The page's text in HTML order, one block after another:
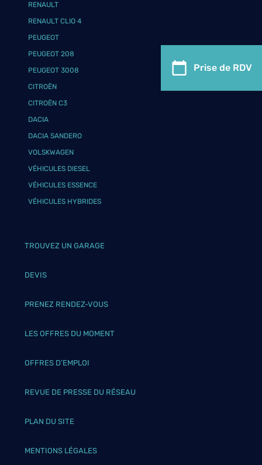
Prise de RDV
RENAULT
RENAULT CLIO 4
PEUGEOT
PEUGEOT 208
PEUGEOT 3008
CITROËN
CITROËN C3
DACIA
DACIA SANDERO
VOLSKWAGEN
VÉHICULES DIESEL
VÉHICULES ESSENCE
VÉHICULES HYBRIDES
TROUVEZ UN GARAGE
DEVIS
PRENEZ RENDEZ-VOUS
LES OFFRES DU MOMENT
OFFRES D’EMPLOI
REVUE DE PRESSE DU RÉSEAU
PLAN DU SITE
MENTIONS LÉGALES